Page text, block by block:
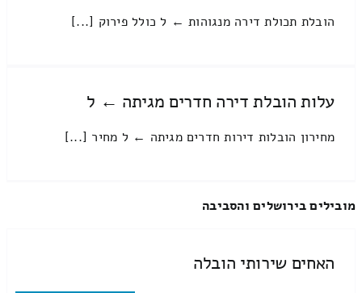
הובלת תכולת דירה מנגוהות ← ל כולל פירוק [...]
עלות הובלת דירה חדרים מגיתה ← ל
מחירון הובלות דירות חדרים מגיתה ← ל מחיר [...]
מובילים בירושלים והסביבה
האחים שירותי הובלה